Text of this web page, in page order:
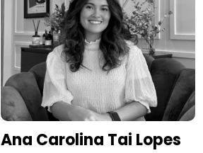
Ana Carolina Tai Lopes